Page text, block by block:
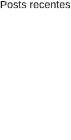
Posts recentes